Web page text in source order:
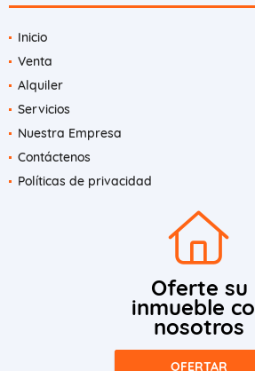
Inicio
Venta
Alquiler
Servicios
Nuestra Empresa
Contáctenos
Oferte su
inmueble con
nosotros